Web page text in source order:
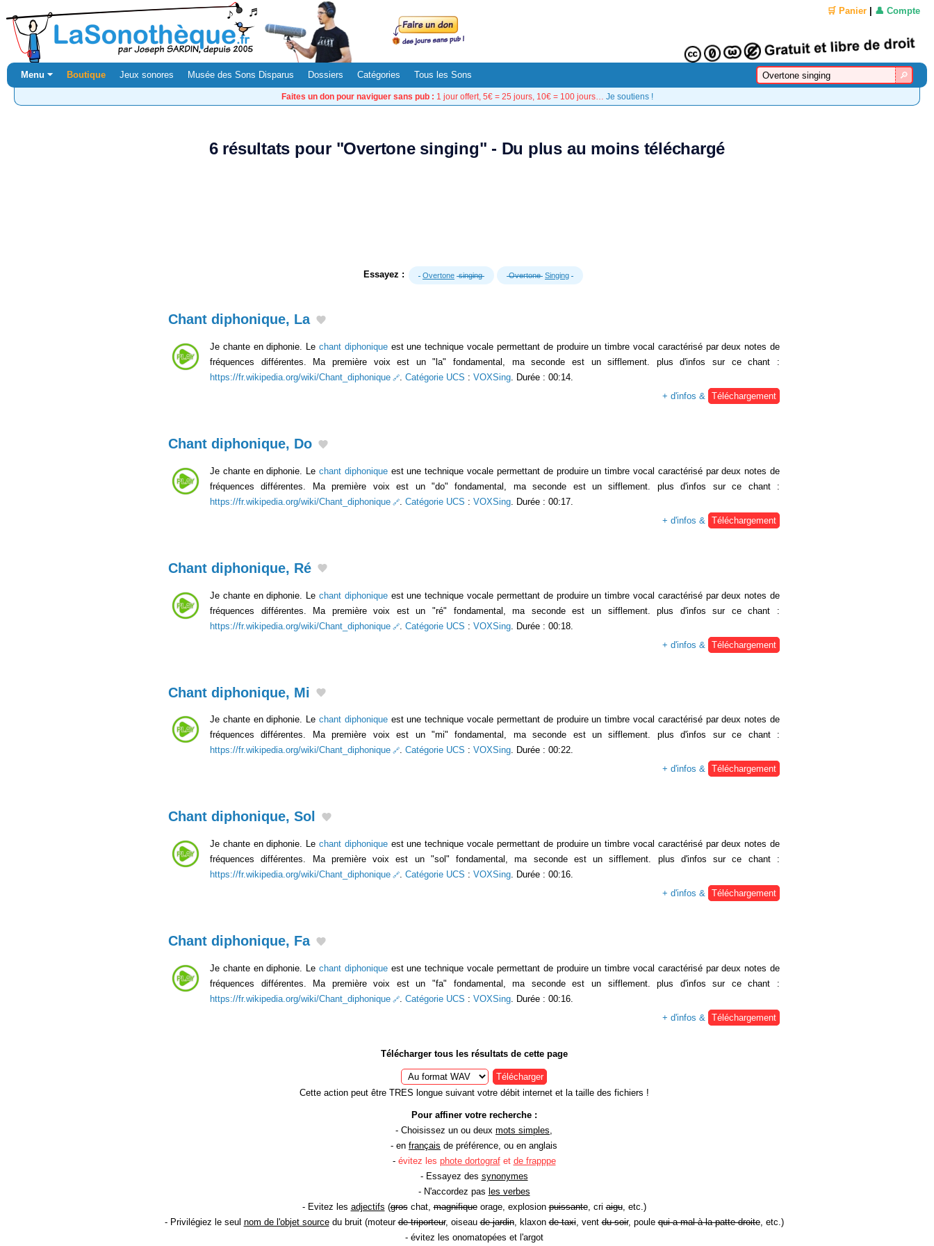
🛒 Panier 👤 Compte
Menu ⏷ Boutique Jeux sonores Musée des Sons Disparus Dossiers Catégories Tous les Sons
Faites un don pour naviguer sans pub : 1 jour offert, 5€ = 25 jours, 10€ = 100 jours… Je soutiens !
6 résultats pour "Overtone singing" - Du plus au moins téléchargé
Essayez : Overtone singing Overtone Singing
Chant diphonique, La
Je chante en diphonie. Lechant diphoniqueest une technique vocale permettant de produire un timbre vocal caractérisé par deux notes de
fréquences différentes. Ma première voix est un "la" fondamental, ma seconde est un sifflement. plus d'infos sur ce chant :
https://fr.wikipedia.org/wiki/Chant_diphonique
. Catégorie UCS : VOXSing. Durée : 00:14.
+ d'infos &
Téléchargement
Chant diphonique, Do
Je chante en diphonie. Lechant diphoniqueest une technique vocale permettant de produire un timbre vocal caractérisé par deux notes de
fréquences différentes. Ma première voix est un "do" fondamental, ma seconde est un sifflement. plus d'infos sur ce chant :
https://fr.wikipedia.org/wiki/Chant_diphonique
. Catégorie UCS : VOXSing. Durée : 00:17.
+ d'infos &
Téléchargement
Chant diphonique, Ré
Je chante en diphonie. Lechant diphoniqueest une technique vocale permettant de produire un timbre vocal caractérisé par deux notes de
fréquences différentes. Ma première voix est un "ré" fondamental, ma seconde est un sifflement. plus d'infos sur ce chant :
https://fr.wikipedia.org/wiki/Chant_diphonique
. Catégorie UCS : VOXSing. Durée : 00:18.
+ d'infos &
Téléchargement
Chant diphonique, Mi
Je chante en diphonie. Lechant diphoniqueest une technique vocale permettant de produire un timbre vocal caractérisé par deux notes de
fréquences différentes. Ma première voix est un "mi" fondamental, ma seconde est un sifflement. plus d'infos sur ce chant :
https://fr.wikipedia.org/wiki/Chant_diphonique
. Catégorie UCS : VOXSing. Durée : 00:22.
+ d'infos & Téléchargement
Chant diphonique, Sol
Je chante en diphonie. Lechant diphoniqueest une technique vocale permettant de produire un timbre vocal caractérisé par deux notes de
fréquences différentes. Ma première voix est un "sol" fondamental, ma seconde est un sifflement. plus d'infos sur ce chant :
https://fr.wikipedia.org/wiki/Chant_diphonique
. Catégorie UCS : VOXSing. Durée : 00:16.
+ d'infos & Téléchargement
Chant diphonique, Fa
Je chante en diphonie. Lechant diphoniqueest une technique vocale permettant de produire un timbre vocal caractérisé par deux notes de
fréquences différentes. Ma première voix est un "fa" fondamental, ma seconde est un sifflement. plus d'infos sur ce chant :
https://fr.wikipedia.org/wiki/Chant_diphonique
. Catégorie UCS : VOXSing. Durée : 00:16.
+ d'infos & Téléchargement
Télécharger tous les résultats de cette page
Télécharger
Cette action peut être TRES longue suivant votre débit internet et la taille des fichiers !
Pour affiner votre recherche :
- Choisissez un ou deux mots simples,
- en français de préférence, ou en anglais
- évitez les phote dortografet de frapppe
- Essayez des synonymes
- N'accordez pas les verbes
- Evitez les adjectifs (groschat,magnifiqueorage, explosionpuissante, criaigu, etc.)
- Privilégiez le seul nom de l'objet sourcedu bruit (moteurde triporteur, oiseaude jardin, klaxonde taxi, ventdu soir, poulequi a mal à la patte droite, etc.)
- évitez les onomatopées et l'argot